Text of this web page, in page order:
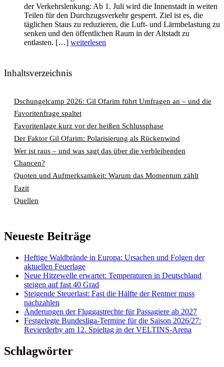
der Verkehrslenkung: Ab 1. Juli wird die Innenstadt in weiten
Teilen für den Durchzugsverkehr gesperrt. Ziel ist es, die
täglichen Staus zu reduzieren, die Luft- und Lärmbelastung zu
senken und den öffentlichen Raum in der Altstadt zu
entlasten. […] weiterlesen
Inhaltsverzeichnis
Dschungelcamp 2026: Gil Ofarim führt Umfragen an – und die
Favoritenfrage spaltet
Favoritenlage kurz vor der heißen Schlussphase
Der Faktor Gil Ofarim: Polarisierung als Rückenwind
Wer ist raus – und was sagt das über die verbleibenden
Chancen?
Quoten und Aufmerksamkeit: Warum das Momentum zählt
Fazit
Quellen
Neueste Beiträge
Heftige Waldbrände in Europa: Ursachen und Folgen der
aktuellen Feuerlage
Neue Hitzewelle erwartet: Temperaturen in Deutschland
steigen auf fast 40 Grad
Steigende Steuerlast: Fast die Hälfte der Rentner muss
nachzahlen
Änderungen der Fluggastrechte für Passagiere ab 2027
Festgelegte Bundesliga-Termine für die Saison 2026/27:
Revierderby am 12. Spieltag in der VELTINS-Arena
Schlagwörter